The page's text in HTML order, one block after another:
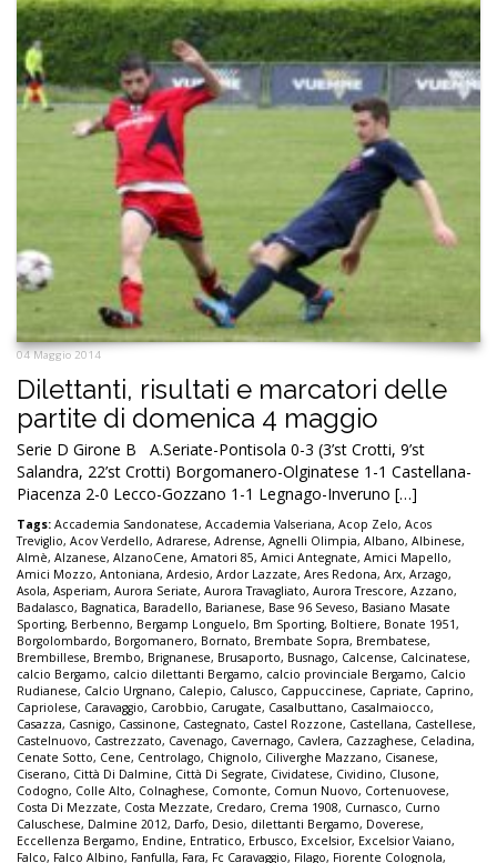
04 Maggio 2014
Dilettanti, risultati e marcatori delle
partite di domenica 4 maggio
Serie D Girone B A.Seriate-Pontisola 0-3 (3’st Crotti, 9’st
Salandra, 22’st Crotti) Borgomanero-Olginatese 1-1 Castellana-
Piacenza 2-0 Lecco-Gozzano 1-1 Legnago-Inveruno […]
Tags: Accademia Sandonatese, Accademia Valseriana, Acop Zelo, Acos
Treviglio, Acov Verdello, Adrarese, Adrense, Agnelli Olimpia, Albano, Albinese,
Almè, Alzanese, AlzanoCene, Amatori 85, Amici Antegnate, Amici Mapello,
Amici Mozzo, Antoniana, Ardesio, Ardor Lazzate, Ares Redona, Arx, Arzago,
Asola, Asperiam, Aurora Seriate, Aurora Travagliato, Aurora Trescore, Azzano,
Badalasco, Bagnatica, Baradello, Barianese, Base 96 Seveso, Basiano Masate
Sporting, Berbenno, Bergamp Longuelo, Bm Sporting, Boltiere, Bonate 1951,
Borgolombardo, Borgomanero, Bornato, Brembate Sopra, Brembatese,
Brembillese, Brembo, Brignanese, Brusaporto, Busnago, Calcense, Calcinatese,
calcio Bergamo, calcio dilettanti Bergamo, calcio provinciale Bergamo, Calcio
Rudianese, Calcio Urgnano, Calepio, Calusco, Cappuccinese, Capriate, Caprino,
Capriolese, Caravaggio, Carobbio, Carugate, Casalbuttano, Casalmaiocco,
Casazza, Casnigo, Cassinone, Castegnato, Castel Rozzone, Castellana, Castellese,
Castelnuovo, Castrezzato, Cavenago, Cavernago, Cavlera, Cazzaghese, Celadina,
Cenate Sotto, Cene, Centrolago, Chignolo, Ciliverghe Mazzano, Cisanese,
Ciserano, Città Di Dalmine, Città Di Segrate, Cividatese, Cividino, Clusone,
Codogno, Colle Alto, Colnaghese, Comonte, Comun Nuovo, Cortenuovese,
Costa Di Mezzate, Costa Mezzate, Credaro, Crema 1908, Curnasco, Curno
Caluschese, Dalmine 2012, Darfo, Desio, dilettanti Bergamo, Doverese,
Eccellenza Bergamo, Endine, Entratico, Erbusco, Excelsior, Excelsior Vaiano,
Falco, Falco Albino, Fanfulla, Fara, Fc Caravaggio, Filago, Fiorente Colognola,